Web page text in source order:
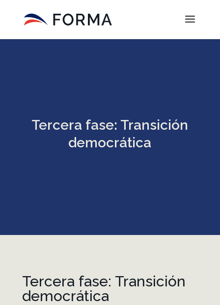
Tercera fase: Transición
democrática
Tercera fase: Transición
democrática